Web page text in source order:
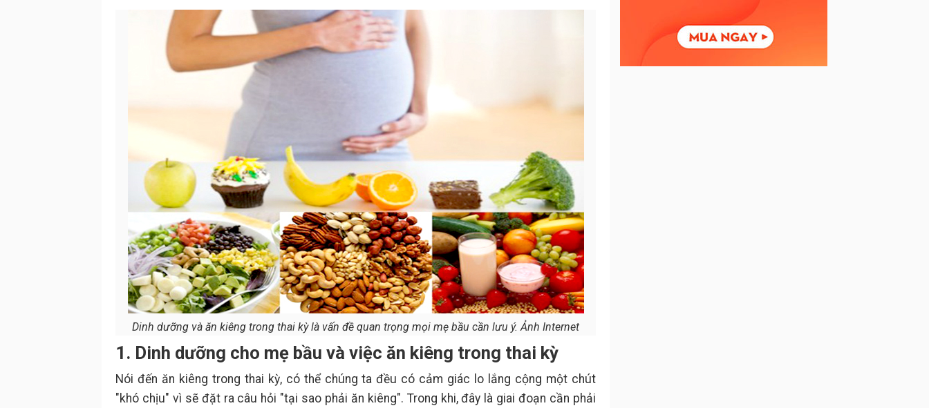
Dinh dưỡng và ăn kiêng trong thai kỳ là vấn đề quan trọng mọi mẹ bầu cần lưu ý. Ảnh Internet
1. Dinh dưỡng cho mẹ bầu và việc ăn kiêng trong thai kỳ
Nói đến ăn kiêng trong thai kỳ, có thể chúng ta đều có cảm giác lo lắng cộng một chút
"khó chịu" vì sẽ đặt ra câu hỏi "tại sao phải ăn kiêng". Trong khi, đây là giai đoạn cần phải